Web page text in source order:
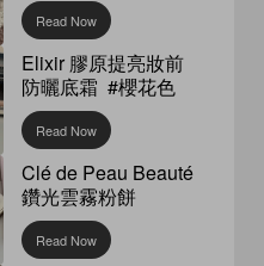
Read Now
Elixir 膠原提亮妝前
防曬底霜 #櫻花色
Read Now
Clé de Peau Beauté
鑽光雲霧粉餅
Read Now